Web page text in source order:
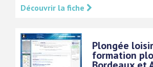
Découvrir la fiche
Plongée
formation